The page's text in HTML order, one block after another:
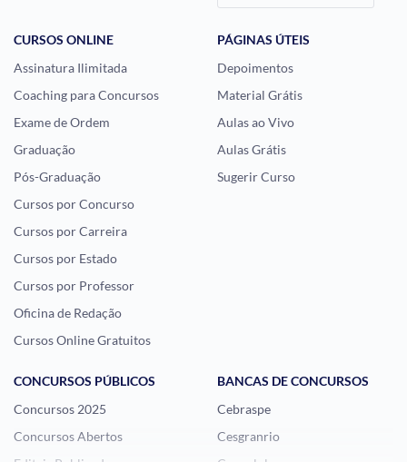
CURSOS ONLINE
Assinatura Ilimitada
Coaching para Concursos
Exame de Ordem
Graduação
Pós-Graduação
Cursos por Concurso
Cursos por Carreira
Cursos por Estado
Cursos por Professor
Oficina de Redação
Cursos Online Gratuitos
PÁGINAS ÚTEIS
Depoimentos
Material Grátis
Aulas ao Vivo
Aulas Grátis
Sugerir Curso
CONCURSOS PÚBLICOS
Concursos 2025
Concursos Abertos
BANCAS DE CONCURSOS
Cebraspe
Cesgranrio